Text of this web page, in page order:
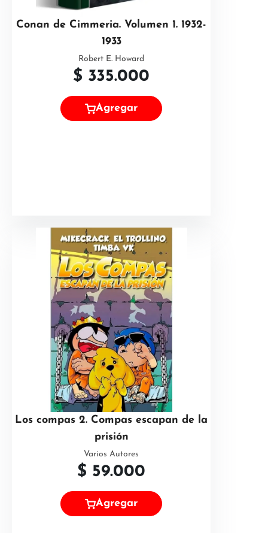
Conan de Cimmeria. Volumen 1. 1932-
1933
Robert E. Howard
$ 335.000
Agregar
Los compas 2. Compas escapan de la
prisión
Varios Autores
$ 59.000
Agregar